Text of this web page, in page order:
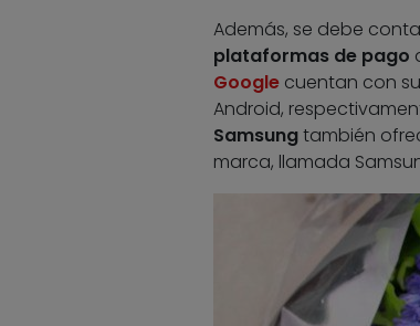
Además, se debe
plataformas de pago
Googlecuentan con
Android,
Samsungtambién
marca, llamada